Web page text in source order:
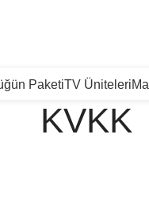
PaketiTV Üniteleri
KVKK